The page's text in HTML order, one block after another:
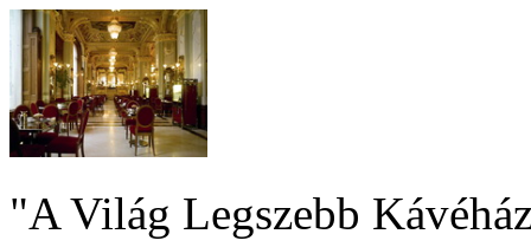
"A Világ Legszebb